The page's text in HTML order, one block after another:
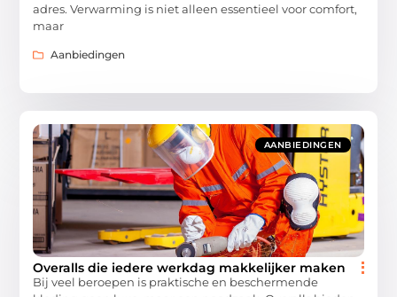
adres. Verwarming is niet alleen essentieel voor comfort,
maar
Aanbiedingen
AANBIEDINGEN
Overalls die iedere werkdag makkelijker maken
Bij veel beroepen is praktische en beschermende